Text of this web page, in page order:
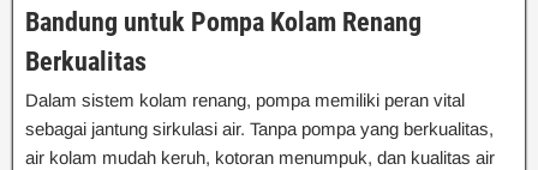
Bandung untuk Pompa Kolam Renang
Berkualitas
Dalam sistem kolam renang, pompa memiliki peran vital
sebagai jantung sirkulasi air. Tanpa pompa yang berkualitas,
air kolam mudah keruh, kotoran menumpuk, dan kualitas air